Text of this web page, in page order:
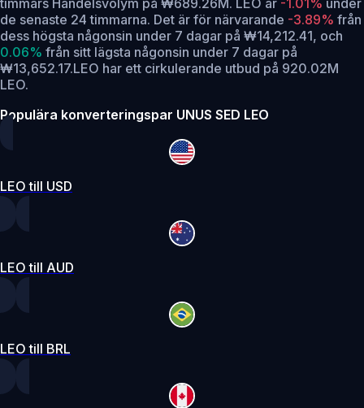
de senaste 24 timmarna. Det är för närvarande -3.89% från
dess högsta någonsin under 7 dagar på ₩14,212.41, och
0.06% från sitt lägsta någonsin under 7 dagar på
₩13,652.17.LEO har ett cirkulerande utbud på 920.02M
LEO.
Populära konverteringspar UNUS SED LEO
LEO till USD
LEO till AUD
LEO till BRL